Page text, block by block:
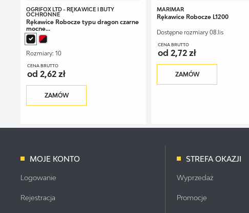
OGRIFOX LTD - RĘKAWICE I BUTY
OCHRONNE
Rękawice Robocze typu dragon czarne
mocne...
Rozmiary: 10
CENA BRUTTO
od 2,62 zł
ZAMÓW
MARIMAR
Rękawice Robocze L1200
Dostępne rozmiary 08.lis
CENA BRUTTO
od 2,72 zł
ZAMÓW
MOJE KONTO
Logowanie
Rejestracja
STREFA OKAZJI
Wyprzedaż
Promocje